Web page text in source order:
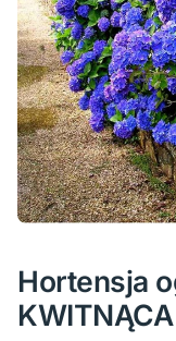
Hortensja
KWITNĄCA